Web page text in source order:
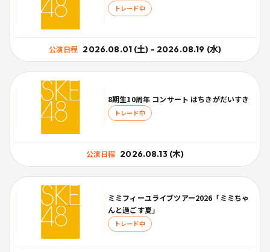
トレード中
公演日程 2026.08.01 (土) - 2026.08.19 (水)
8期生10周年 コンサート はちきがだいすき
トレード中
公演日程 2026.08.13 (木)
ミミフィーユライブツアー2026「ミミちゃ
んと過ごす夏」
トレード中